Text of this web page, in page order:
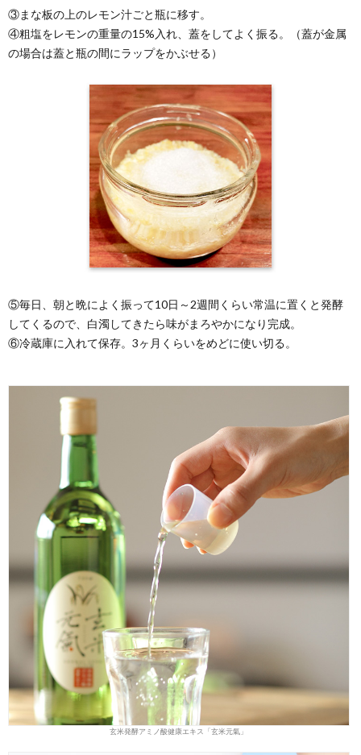
③まな板の上のレモン汁ごと瓶に移す。
④粗塩をレモンの重量の15%入れ、蓋をしてよく振る。（蓋が金属
の場合は蓋と瓶の間にラップをかぶせる）
⑤毎日、朝と晩によく振って10日～2週間くらい常温に置くと発酵
してくるので、白濁してきたら味がまろやかになり完成。
⑥冷蔵庫に入れて保存。3ヶ月くらいをめどに使い切る。
玄米発酵アミノ酸健康エキス「玄米元氣」